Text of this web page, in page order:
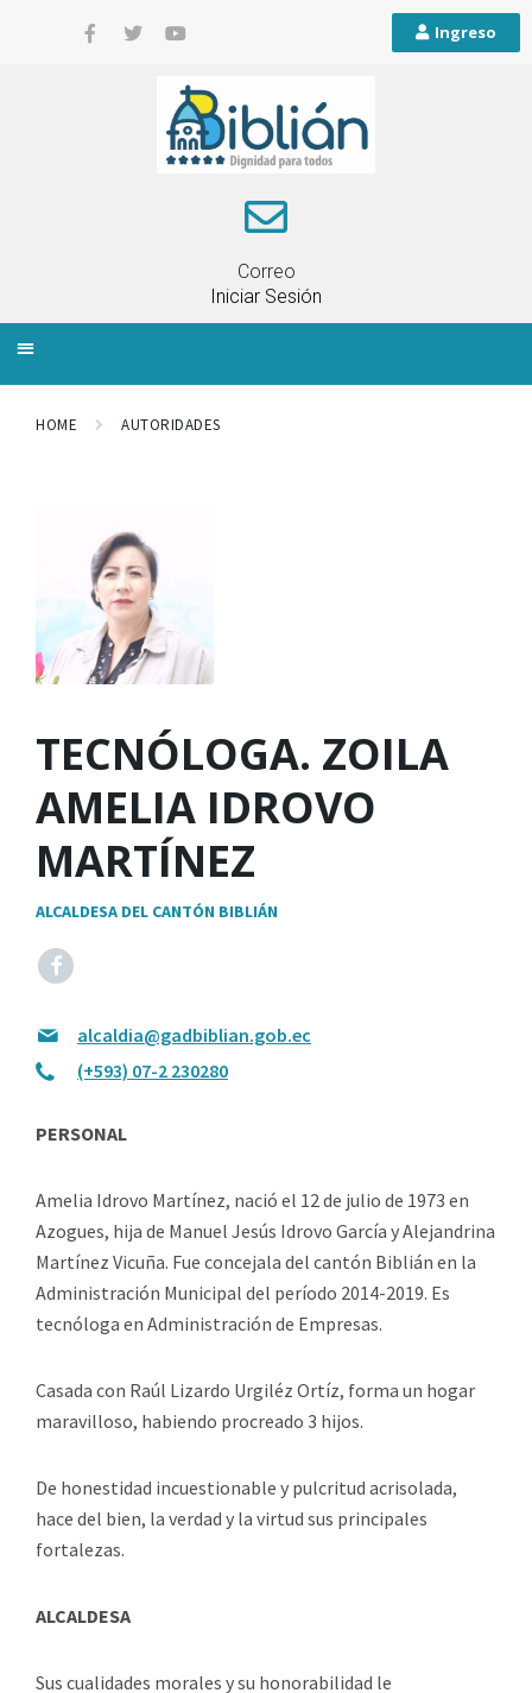
Ingreso
Correo
Iniciar Sesión
HOME AUTORIDADES
TECNÓLOGA. ZOILA
AMELIA IDROVO
MARTÍNEZ
ALCALDESA DEL CANTÓN BIBLIÁN
alcaldia@gadbiblian.gob.ec
(+593) 07-2 230280
PERSONAL
Amelia Idrovo Martínez, nació el 12 de julio de 1973 en
Azogues, hija de Manuel Jesús Idrovo García y Alejandrina
Martínez Vicuña. Fue concejala del cantón Biblián en la
Administración Municipal del período 2014-2019. Es
tecnóloga en Administración de Empresas.
Casada con Raúl Lizardo Urgiléz Ortíz, forma un hogar
maravilloso, habiendo procreado 3 hijos.
De honestidad incuestionable y pulcritud acrisolada,
hace del bien, la verdad y la virtud sus principales
fortalezas.
ALCALDESA
Sus cualidades morales y su honorabilidad le